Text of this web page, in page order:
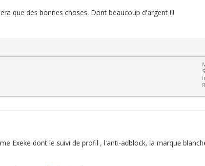
que des bonnes choses. Dont beaucoup d'argent !!!
Exeke dont le suivi de profil , l'anti-adblock, la marque